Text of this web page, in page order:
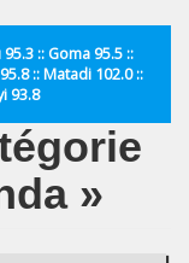
:: Goma 95.5 ::
:: Matadi 102.0 ::
93.8
»